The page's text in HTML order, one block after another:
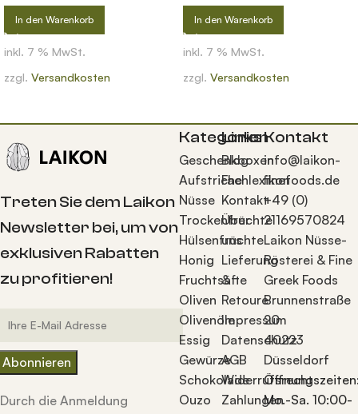
In den Warenkorb
inkl. 7 % MwSt.
zzgl. Versandkosten
In den Warenkorb
inkl. 7 % MwSt.
zzgl. Versandkosten
Treten Sie dem Laikon
Newsletter bei, um von
exklusiven Rabatten
zu profitieren!
Durch die Anmeldung
Kategorien
Geschenkboxen
Aufstriche
Nüsse
Trockenfrüchte
Hülsenfrüchte
Honig
Fruchtsäfte
Oliven
Olivenöle
Essig
Gewürze
Schokolade
Ouzo
Links
Blog
Fachlexikon
Kontakt
Über
uns
Lieferung
&
Retoure
Impressum
Datenschutz
AGB
Widerrufsrecht
Zahlungen
Kontakt
info@laikon-
finefoods.de
+49 (0)
21169570824
Laikon Nüsse-
Rösterei & Fine
Greek Foods
Brunnenstraße
20
40223
Düsseldorf
Mo.-Sa. 10:00-